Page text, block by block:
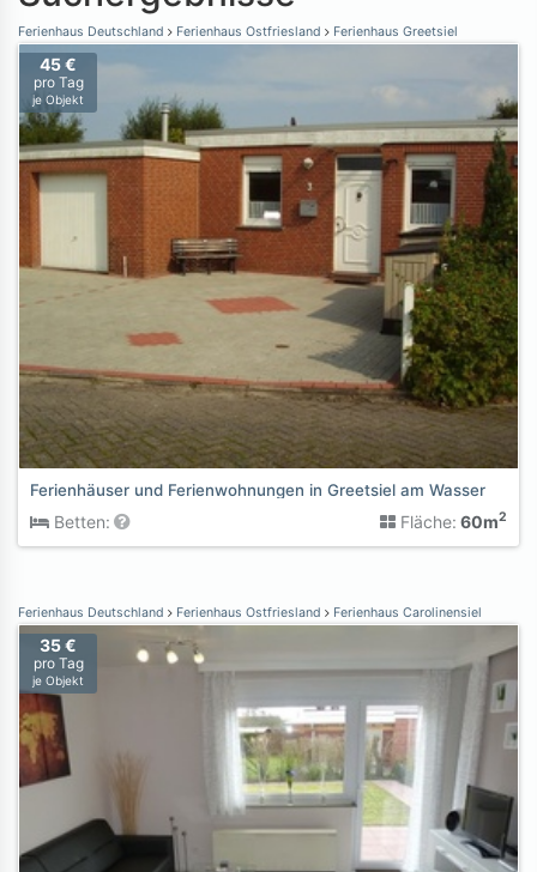
Ferienhaus Deutschland Ferienhaus Ostfriesland Ferienhaus Greetsiel
45 €
pro Tag
je Objekt
Ferienhäuser und Ferienwohnungen in Greetsiel am Wasser
Betten: Fläche: 60m2
Ferienhaus Deutschland Ferienhaus Ostfriesland Ferienhaus Carolinensiel
35 €
pro Tag
je Objekt